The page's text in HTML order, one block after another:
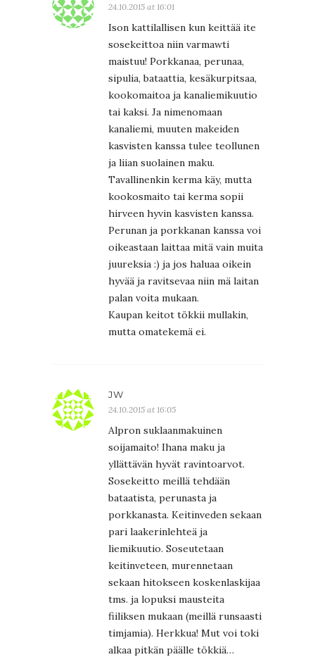
24.10.2015 at 16:01
Ison kattilallisen kun keittää ite
sosekeittoa niin varmawti
maistuu! Porkkanaa, perunaa,
sipulia, bataattia, kesäkurpitsaa,
kookomaitoa ja kanaliemikuutio
tai kaksi. Ja nimenomaan
kanaliemi, muuten makeiden
kasvisten kanssa tulee teollunen
ja liian suolainen maku.
Tavallinenkin kerma käy, mutta
kookosmaito tai kerma sopii
hirveen hyvin kasvisten kanssa.
Perunan ja porkkanan kanssa voi
oikeastaan laittaa mitä vain muita
juureksia :) ja jos haluaa oikein
hyvää ja ravitsevaa niin mä laitan
palan voita mukaan.
Kaupan keitot tökkii mullakin,
mutta omatekemä ei.
JW
24.10.2015 at 16:05
Alpron suklaanmakuinen
soijamaito! Ihana maku ja
yllättävän hyvät ravintoarvot.
Sosekeitto meillä tehdään
bataatista, perunasta ja
porkkanasta. Keitinveden sekaan
pari laakerinlehteä ja
liemikuutio. Soseutetaan
keitinveteen, murennetaan
sekaan hitokseen koskenlaskijaa
tms. ja lopuksi mausteita
fiiliksen mukaan (meillä runsaasti
timjamia). Herkkua! Mut voi toki
alkaa pitkän päälle tökkiä…